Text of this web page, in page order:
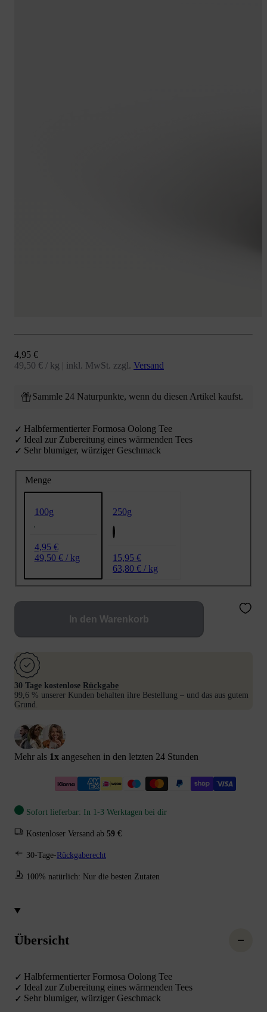
Angebot
4,95 €
49,50 € / kg | inkl. MwSt. zzgl. Versand
Sammle 24 Naturpunkte, wenn du diesen Artikel kaufst.
Halbfermentierter Formosa Oolong Tee
Ideal zur Zubereitung eines wärmenden Tees
Sehr blumiger, würziger Geschmack
Menge
100g
4,95 €
49,50 € / kg
250g
15,95 €
63,80 € / kg
In den Warenkorb
30 Tage kostenlose Rückgabe
99,6 % unserer Kunden behalten ihre Bestellung – und das aus gutem
Grund.
Mehr als 1x angesehen in den letzten 24 Stunden
Sofort lieferbar: In 1-3 Werktagen bei dir
Kostenloser Versand ab 59 €
30-Tage- Rückgaberecht
100% natürlich: Nur die besten Zutaten
Übersicht
Halbfermentierter Formosa Oolong Tee
Ideal zur Zubereitung eines wärmenden Tees
Sehr blumiger, würziger Geschmack